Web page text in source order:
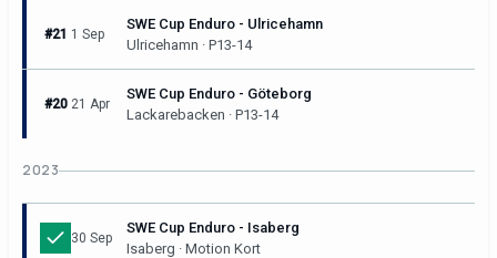
#21 1 Sep
SWE Cup Enduro - Ulricehamn
Ulricehamn · P13-14
#20 21 Apr
SWE Cup Enduro - Göteborg
Lackarebacken · P13-14
2023
30 Sep
SWE Cup Enduro - Isaberg
Isaberg · Motion Kort